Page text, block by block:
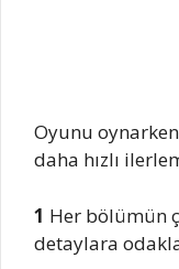
Oyunu
daha hızlı
1 Her bölümün
detaylara